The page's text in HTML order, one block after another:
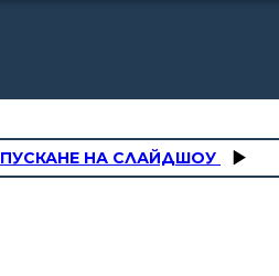
ПУСКАНЕ НА СЛАЙДШОУ